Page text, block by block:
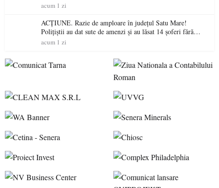
acum 1 zi
ACȚIUNE. Razie de amploare în județul Satu Mare!
Polițiștii au dat sute de amenzi și au lăsat 14 șoferi fără
permis într-o singură zi
acum 1 zi